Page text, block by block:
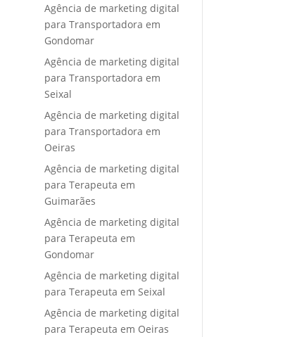
Agência de marketing digital
para Transportadora em
Gondomar
Agência de marketing digital
para Transportadora em
Seixal
Agência de marketing digital
para Transportadora em
Oeiras
Agência de marketing digital
para Terapeuta em
Guimarães
Agência de marketing digital
para Terapeuta em
Gondomar
Agência de marketing digital
para Terapeuta em Seixal
Agência de marketing digital
para Terapeuta em Oeiras